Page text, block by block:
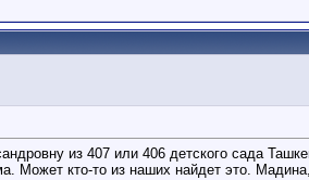
из 407 или 406 детского сада
Может кто-то из наших найдет это.